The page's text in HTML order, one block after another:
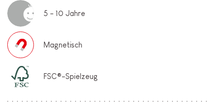
5 - 10 Jahre
Magnetisch
FSC®-Spielzeug